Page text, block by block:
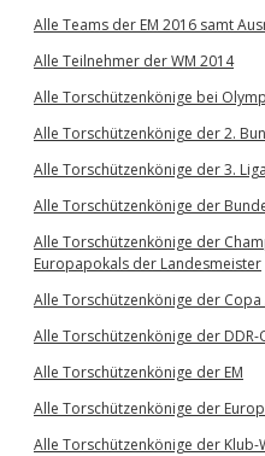
Alle Teams der EM 2016 samt
Alle Teilnehmer der WM 2014
Alle Torschützenkönige bei
Alle Torschützenkönige der 2.
Alle Torschützenkönige der 3. Liga
Alle Torschützenkönige der
Alle Torschützenkönige der
Europapokals der Landesmeister
Alle Torschützenkönige der Copa
Alle Torschützenkönige der DDR-
Alle Torschützenkönige der EM
Alle Torschützenkönige der
Alle Torschützenkönige der Klub-